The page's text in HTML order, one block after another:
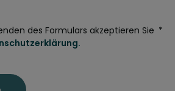
des Formulars akzeptieren Sie *